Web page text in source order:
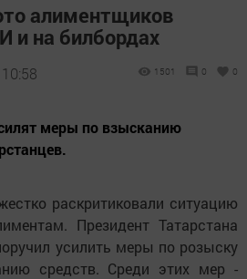
алиментщиков
и на билбордах
1501 0 0
меры по взысканию
раскритиковали ситуацию
Президент Татарстана
усилить меры по розыску
средств. Среди этих мер -